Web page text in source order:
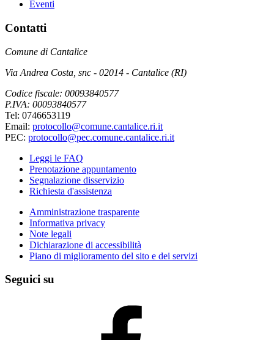
Eventi
Contatti
Comune di Cantalice
Via Andrea Costa, snc - 02014 - Cantalice (RI)
Codice fiscale: 00093840577
P.IVA: 00093840577
Tel: 0746653119
Email: protocollo@comune.cantalice.ri.it
PEC: protocollo@pec.comune.cantalice.ri.it
Leggi le FAQ
Prenotazione appuntamento
Segnalazione disservizio
Richiesta d'assistenza
Amministrazione trasparente
Informativa privacy
Note legali
Dichiarazione di accessibilità
Piano di miglioramento del sito e dei servizi
Seguici su